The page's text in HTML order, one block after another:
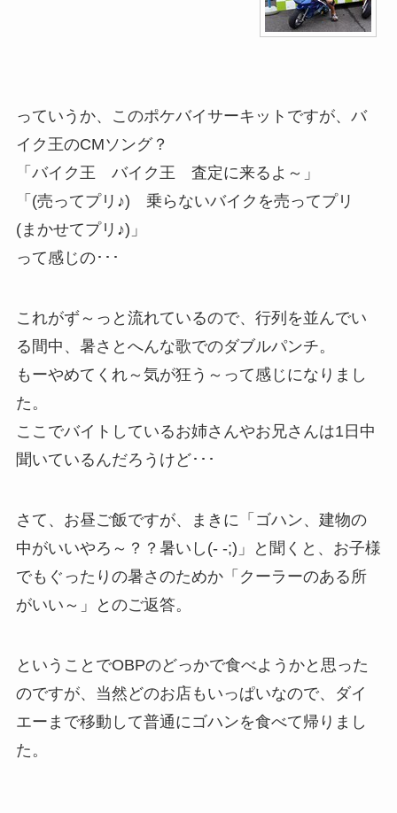
っていうか、このポケバイサーキットですが、バ
イク王のCMソング？
「バイク王 バイク王 査定に来るよ～」
「(売ってプリ♪) 乗らないバイクを売ってプリ
(まかせてプリ♪)」
って感じの･･･
これがず～っと流れているので、行列を並んでい
る間中、暑さとへんな歌でのダブルパンチ。
もーやめてくれ～気が狂う～って感じになりまし
た。
ここでバイトしているお姉さんやお兄さんは1日中
聞いているんだろうけど･･･
さて、お昼ご飯ですが、まきに「ゴハン、建物の
中がいいやろ～？？暑いし(- -;)」と聞くと、お子様
でもぐったりの暑さのためか「クーラーのある所
がいい～」とのご返答。
ということでOBPのどっかで食べようかと思った
のですが、当然どのお店もいっぱいなので、ダイ
エーまで移動して普通にゴハンを食べて帰りまし
た。